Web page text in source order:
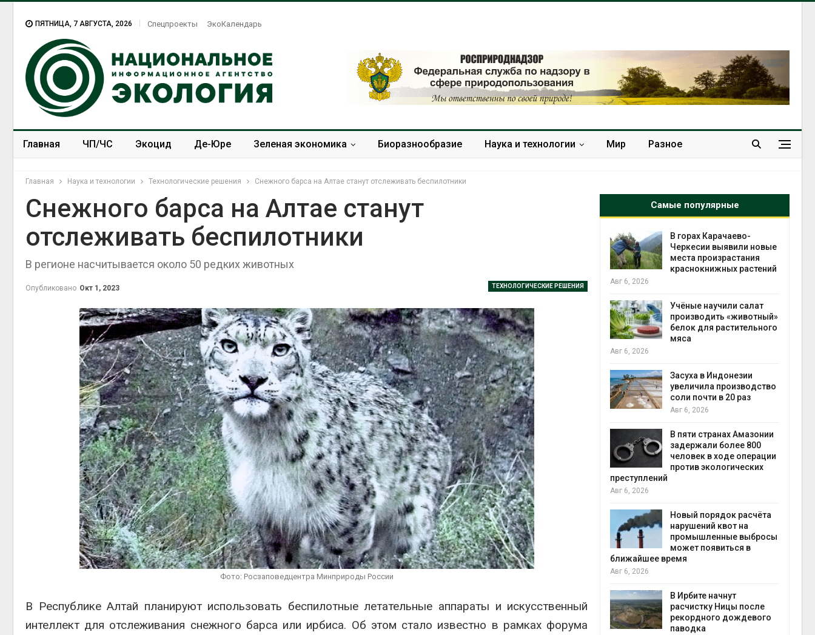
ПЯТНИЦА, 7 АВГУСТА, 2026 Спецпроекты ЭкоКалендарь
Главная ЧП/ЧС Экоцид Де-Юре Зеленая экономика Биоразнообразие Наука и технологии Мир Разное
Главная Наука и технологии Технологические решения Снежного барса на Алтае станут отслеживать беспилотники
Снежного барса на Алтае станут
отслеживать беспилотники
В регионе насчитывается около 50 редких животных
ТЕХНОЛОГИЧЕСКИЕ РЕШЕНИЯ
Опубликовано Окт 1, 2023
Фото: Росзаповедцентра Минприроды России
В Республике Алтай планируют использовать беспилотные летательные аппараты и искусственный
интеллект для отслеживания снежного барса или ирбиса. Об этом стало известно в рамках форума
Самые популярные
В Домодедове
ликвидируют
Изменение климата
меняет ареалы бабочек
по всему миру
Авг 6, 2026
В Австралии снизят
стоимость установки
солнечных панелей для
бизнеса
Авг 6, 2026
Москвариум отметит 11-
летие трёхдневным
фестивалем
Авг 5, 2026
В Кении противников
строительства АЭС
проверяют по статье о
терроризме
Авг 5, 2026
Суд запретил
израильской тюрьмы
Авг 5, 2026
Шэньси из-за паводков
эвакуировали более 140
тыс. человек
Авг 6, 2026
МЕГА и ВкусВилл
установили
экообменники для сбора
вторсырья
Авг 6, 2026
Учёные предложили
получать питьевую воду
из воздуха с помощью
ветра
Авг 6, 2026
Приложение «Экопульс»
для контроля мусорных
площадок запустят в
сентябре
Авг 6, 2026
биомассы из-за засух,
Авг 6, 2026
В горах Карачаево-
Черкесии выявили новые
места произрастания
краснокнижных растений
Авг 6, 2026
Учёные научили салат
производить «животный»
белок для растительного
мяса
Авг 6, 2026
Засуха в Индонезии
увеличила производство
соли почти в 20 раз
Авг 6, 2026
В пяти странах Амазонии
задержали более 800
человек в ходе операции
против экологических
преступлений
Авг 6, 2026
Новый порядок расчёта
нарушений квот на
промышленные выбросы
может появиться в
ближайшее время
Авг 6, 2026
В Ирбите начнут
расчистку Ницы после
рекордного дождевого
паводка